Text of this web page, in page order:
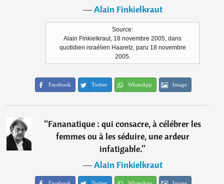
―Alain Finkielkraut
Source:
Alain Finkielkraut, 18 novembre 2005, dans
quotidien israélien Haaretz, paru 18 novembre
2005.
Facebook Twitter WhatsApp Image
“Fananatique : qui consacre, à célébrer les
femmes ou à les séduire, une ardeur
infatigable.”
―Alain Finkielkraut